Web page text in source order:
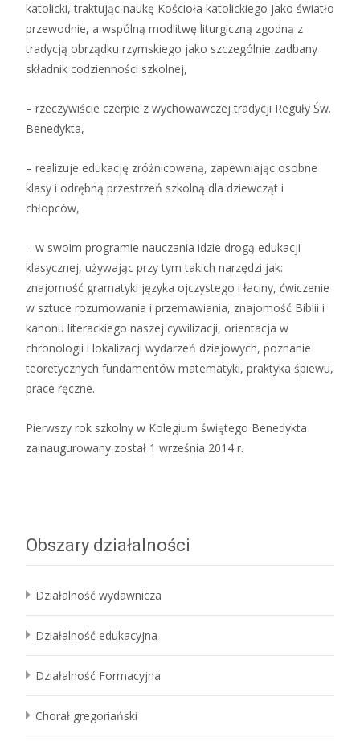
katolicki, traktując naukę Kościoła katolickiego jako światło
przewodnie, a wspólną modlitwę liturgiczną zgodną z
tradycją obrządku rzymskiego jako szczególnie zadbany
składnik codzienności szkolnej,
– rzeczywiście czerpie z wychowawczej tradycji Reguły Św.
Benedykta,
– realizuje edukację zróżnicowaną, zapewniając osobne
klasy i odrębną przestrzeń szkolną dla dziewcząt i
chłopców,
– w swoim programie nauczania idzie drogą edukacji
klasycznej, używając przy tym takich narzędzi jak:
znajomość gramatyki języka ojczystego i łaciny, ćwiczenie
w sztuce rozumowania i przemawiania, znajomość Biblii i
kanonu literackiego naszej cywilizacji, orientacja w
chronologii i lokalizacji wydarzeń dziejowych, poznanie
teoretycznych fundamentów matematyki, praktyka śpiewu,
prace ręczne.
Pierwszy rok szkolny w Kolegium świętego Benedykta
zainaugurowany został 1 września 2014 r.
Obszary działalności
Działalność wydawnicza
Działalność edukacyjna
Działalność Formacyjna
Chorał gregoriański